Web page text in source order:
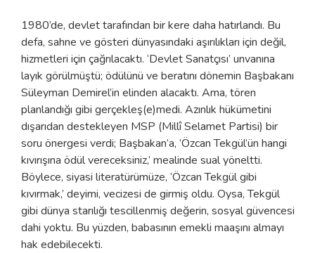
1980’de, devlet tarafından bir kere daha hatırlandı. Bu
defa, sahne ve gösteri dünyasındaki aşırılıkları için değil,
hizmetleri için çağrılacaktı. ‘Devlet Sanatçısı’ unvanına
layık görülmüştü; ödülünü ve beratını dönemin Başbakanı
Süleyman Demirel’in elinden alacaktı. Ama, tören
planlandığı gibi gerçekleş(e)medi. Azınlık hükümetini
dışarıdan destekleyen MSP (Millî Selamet Partisi) bir
soru önergesi verdi; Başbakan’a, ‘Özcan Tekgül’ün hangi
kıvırışına ödül vereceksiniz,’ mealinde sual yöneltti.
Böylece, siyasi literatürümüze, ‘Özcan Tekgül gibi
kıvırmak,’ deyimi, vecizesi de girmiş oldu. Oysa, Tekgül
gibi dünya starılığı tescillenmiş değerin, sosyal güvencesi
dahi yoktu. Bu yüzden, babasının emekli maaşını almayı
hak edebilecekti.